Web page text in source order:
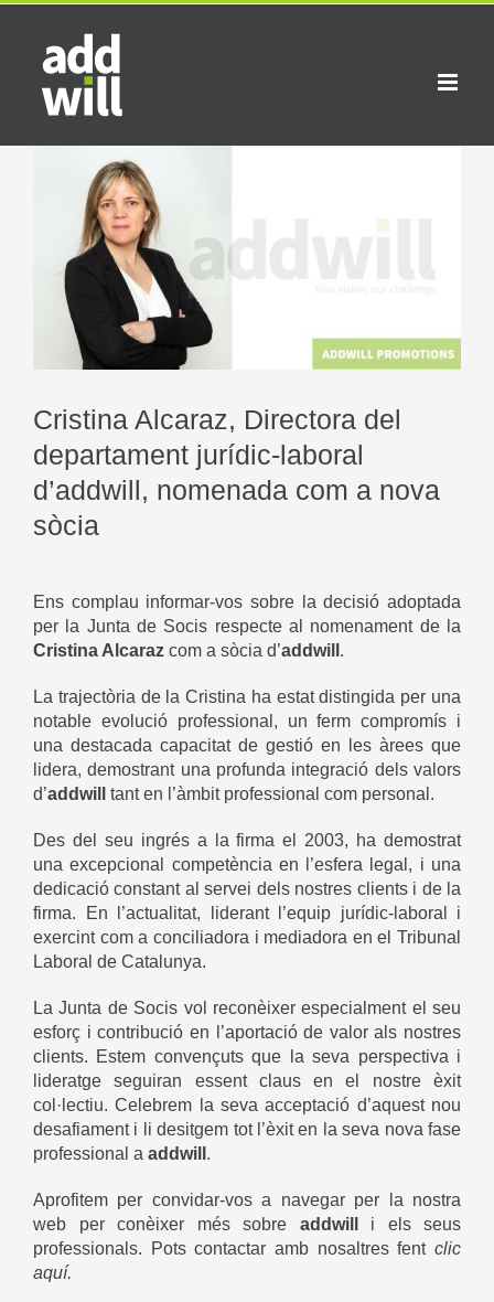
Skip
content
Cristina Alcaraz, Directora del
departament jurídic-laboral
d’addwill, nomenada com a nova
sòcia
Ens complau informar-vos sobre la decisió adoptada
per la Junta de Socis respecte al nomenament de la
Cristina Alcaraz com a sòcia d’addwill .
La trajectòria de la Cristina ha estat distingida per una
notable evolució professional, un ferm compromís i
una destacada capacitat de gestió en les àrees que
lidera, demostrant una profunda integració dels valors
d’addwill tant en l’àmbit professional com personal.
Des del seu ingrés a la firma el 2003, ha demostrat
una excepcional competència en l’esfera legal, i una
dedicació constant al servei dels nostres clients i de la
firma. En l’actualitat, liderant l’equip jurídic-laboral i
exercint com a conciliadora i mediadora en el Tribunal
Laboral de Catalunya.
La Junta de Socis vol reconèixer especialment el seu
esforç i contribució en l’aportació de valor als nostres
clients. Estem convençuts que la seva perspectiva i
lideratge seguiran essent claus en el nostre èxit
col·lectiu. Celebrem la seva acceptació d’aquest nou
desafiament i li desitgem tot l’èxit en la seva nova fase
professional a addwill .
Aprofitem per convidar-vos a navegar per la nostra
web per conèixer més sobre addwill
i els seus
professionals. Pots contactar amb nosaltres fent clic
aquí.